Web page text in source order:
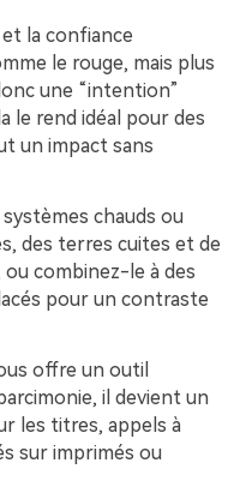
la confiance
le rouge, mais plus
une “intention”
le rend idéal pour des
un impact sans
systèmes chauds ou
des terres cuites et de
combinez-le à des
pour un contraste
offre un outil
il devient un
les titres, appels à
sur imprimés ou